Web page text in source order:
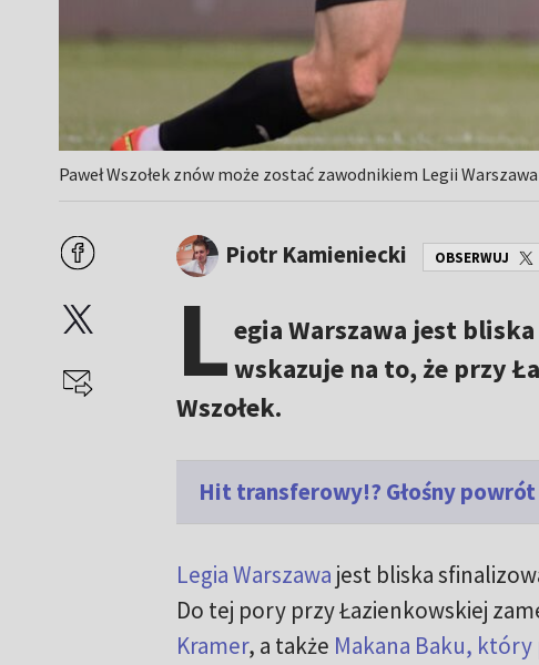
Paweł Wszołek znów może zostać zawodnikiem Legii
Piotr Kamieniecki OBSERWUJ
Legia Warszawa jest
wskazuje na to, że przy
Wszołek.
Hit transferowy!? Głośny
Legia Warszawa jest bliska
Do tej pory przy Łazienkowskiej
Kramer, a także Makana Baku,